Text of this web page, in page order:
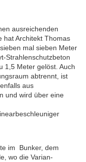
ausreichenden
hat Architekt Thomas
mal sieben Meter
Strahlenschutzbeton
1,5 Meter gelöst. Auch
abtrennt, ist
aus
und wird über eine
im Bunker, dem
wo die Varian-